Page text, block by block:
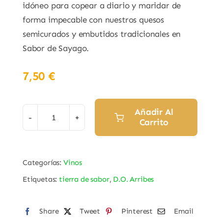
idóneo para copear a diario y maridar de
forma impecable con nuestros quesos
semicurados y embutidos tradicionales en
Sabor de Sayago.
7,50 €
Vino
"Romanorum"
Juan
D.O.
Añadir Al
Carrito
Categorías: Vinos
Etiquetas:tierra de sabor, D.O. Arribes
Share Tweet Pinterest Email